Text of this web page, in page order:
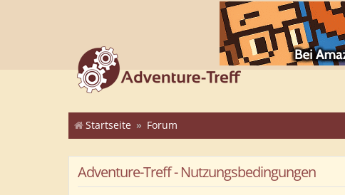
Startseite Forum
Adventure-Treff - Nutzungsbedingungen